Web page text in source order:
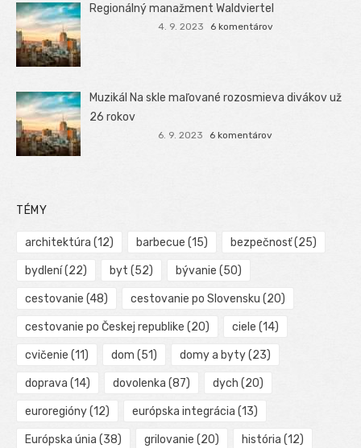
Regionálný manažment Waldviertel
4. 9. 2023 6 komentárov
Muzikál Na skle maľované rozosmieva divákov už
26 rokov
6. 9. 2023 6 komentárov
TÉMY
architektúra (12) barbecue (15) bezpečnosť(25)
bydlení(22) byt (52) bývanie (50)
cestovanie (48) cestovanie po Slovensku (20)
cestovanie po Českej republike (20) ciele (14)
cvičenie (11) dom (51) domy a byty(23)
doprava (14) dovolenka (87) dych (20)
euroregióny(12) európska integrácia (13)
Európska únia (38) grilovanie (20) história (12)